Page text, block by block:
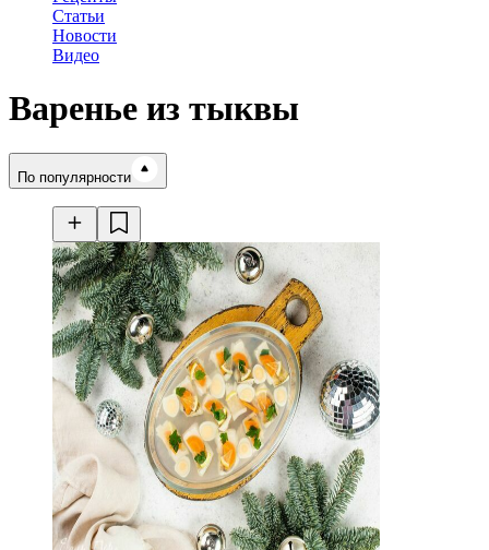
Статьи
Новости
Видео
Варенье из тыквы
Время готовки
По популярности